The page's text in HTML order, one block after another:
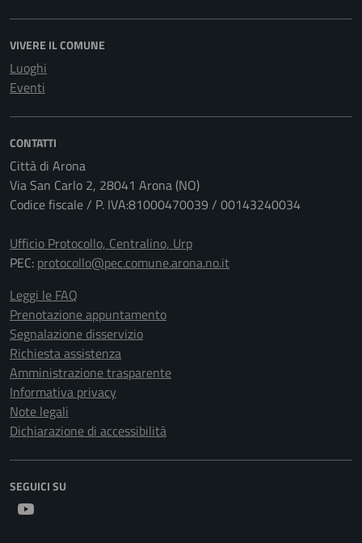
VIVERE IL COMUNE
Luoghi
Eventi
CONTATTI
Città di Arona
Via San Carlo 2, 28041 Arona (NO)
Codice fiscale / P. IVA:81000470039 / 00143240034
Ufficio Protocollo, Centralino, Urp
PEC: protocollo@pec.comune.arona.no.it
Leggi le FAQ
Prenotazione appuntamento
Segnalazione disservizio
Richiesta assistenza
Amministrazione trasparente
Informativa privacy
Note legali
Dichiarazione di accessibilità
SEGUICI SU